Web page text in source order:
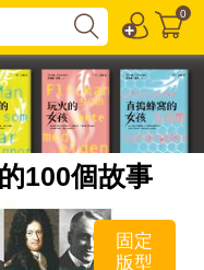
0
100個故事
固定
版型